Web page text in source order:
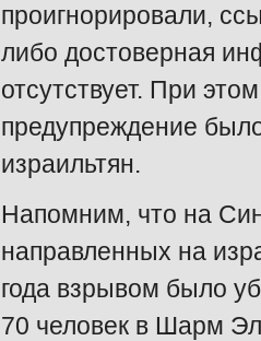
проигнорировали,
либо достоверная
отсутствует. При
предупреждение
израильтян.
Напомним, что на
направленных на
года взрывом было
70 человек в Шарм